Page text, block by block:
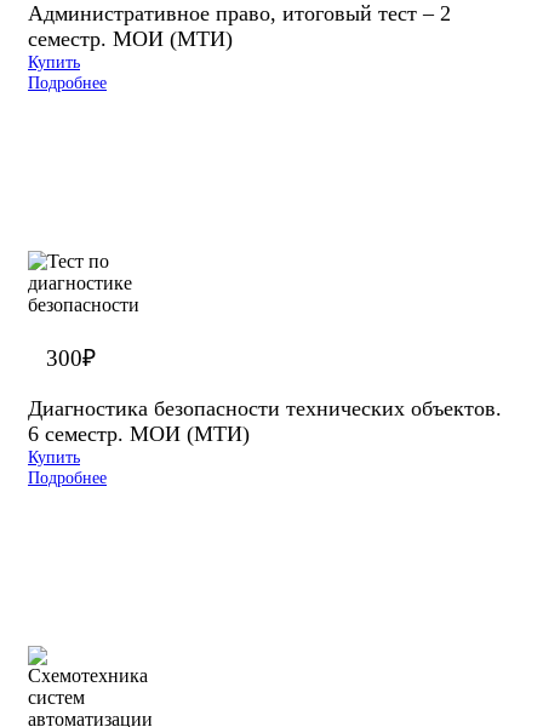
Административное право, итоговый тест – 2
семестр. МОИ (МТИ)
Купить
Подробнее
300₽
Диагностика безопасности технических объектов.
6 семестр. МОИ (МТИ)
Купить
Подробнее